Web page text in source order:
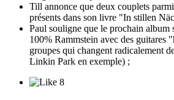
Till annonce que deux couplets
présents dans son livre "In stillen
Paul souligne que le prochain album
100% Rammstein avec des guitares
groupes qui changent radicalement
Linkin Park en exemple) ;
8